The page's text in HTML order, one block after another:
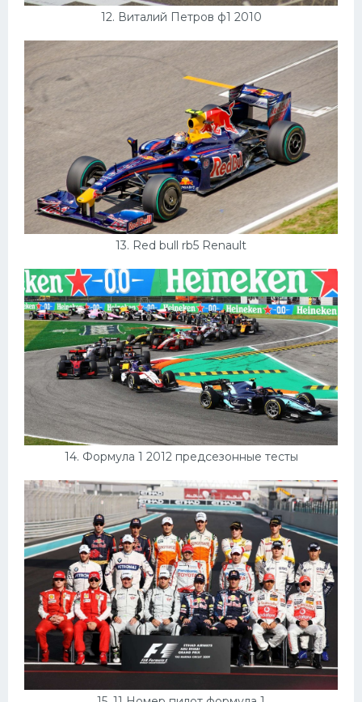
12. Виталий Петров ф1 2010
13. Red bull rb5 Renault
14. Формула 1 2012 предсезонные тесты